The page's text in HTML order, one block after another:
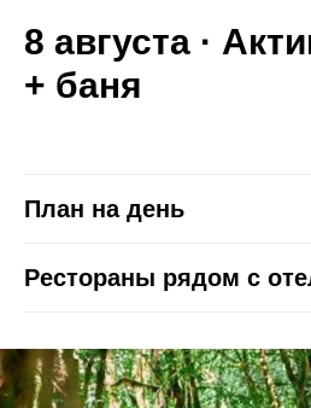
8 августа ·
+ баня
План на день
Рестораны рядом с